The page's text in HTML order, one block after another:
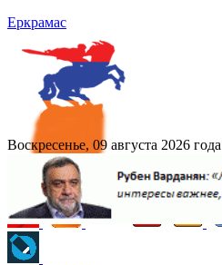
Еркрамас
Воскресенье, 09 августа 2026 года